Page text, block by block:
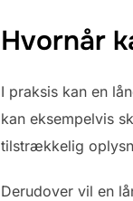
Hvornår
I praksis kan en
kan eksempelvis
tilstrækkelig
Derudover vil en